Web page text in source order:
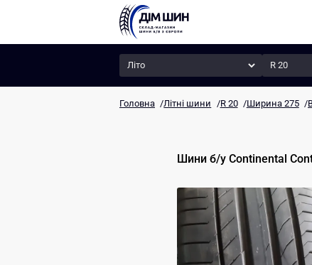
Сезон Радіус
Головна /Літні шини /R 20 /Ширина 275 /
Шини б/у Continental